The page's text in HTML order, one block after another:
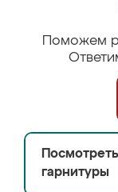
Поможем
гарнитуры